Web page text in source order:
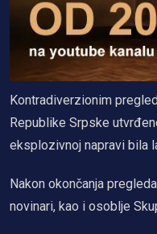
Kontradiverzionim
Republike Srpske
eksplozivnoj napravi bila
Nakon okončanja
novinari, kao i osoblje